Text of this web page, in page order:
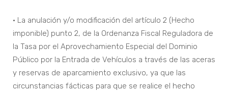
• La anulación y/o modificación del artículo 2 (Hecho
imponible) punto 2, de la Ordenanza Fiscal Reguladora de
la Tasa por el Aprovechamiento Especial del Dominio
Público por la Entrada de Vehículos a través de las aceras
y reservas de aparcamiento exclusivo, ya que las
circunstancias fácticas para que se realice el hecho